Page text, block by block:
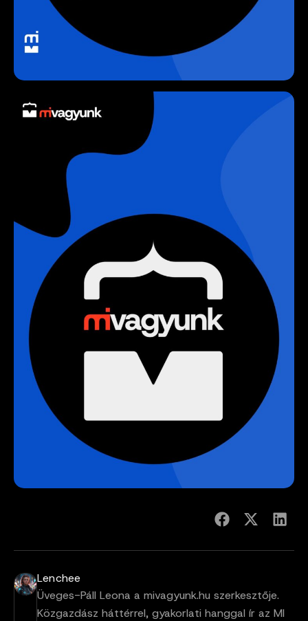
Lenchee
Üveges-Páll Leona a mivagyunk.hu szerkesztője.
Közgazdász háttérrel, gyakorlati hanggal ír az MI